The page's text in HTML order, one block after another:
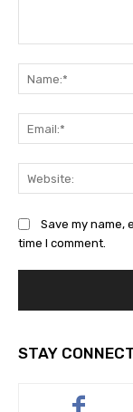
Save my name,
time I comment.
STAY